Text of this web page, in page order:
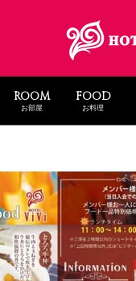
ROOM
お部屋
FOOD
お料理